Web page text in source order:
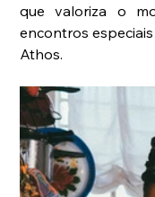
que valoriza o
encontros especiais
Athos.